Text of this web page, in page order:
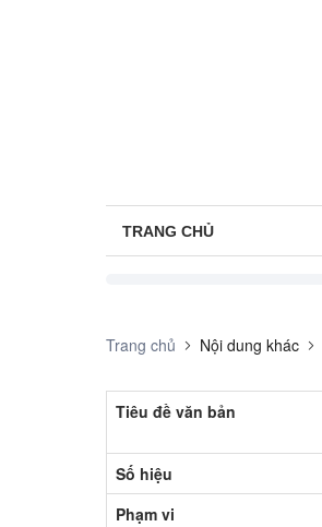
TRANG CHỦ
Trang chủ Nội dung khác
Tiêu đề văn bản
Số hiệu
Phạm vi